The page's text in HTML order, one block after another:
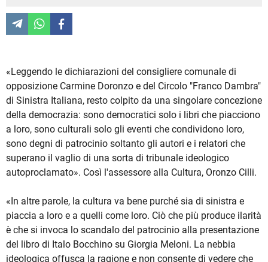
«Leggendo le dichiarazioni del consigliere comunale di
opposizione Carmine Doronzo e del Circolo "Franco Dambra"
di Sinistra Italiana, resto colpito da una singolare concezione
della democrazia: sono democratici solo i libri che piacciono
a loro, sono culturali solo gli eventi che condividono loro,
sono degni di patrocinio soltanto gli autori e i relatori che
superano il vaglio di una sorta di tribunale ideologico
autoproclamato». Così l'assessore alla Cultura, Oronzo Cilli.
«In altre parole, la cultura va bene purché sia di sinistra e
piaccia a loro e a quelli come loro. Ciò che più produce ilarità
è che si invoca lo scandalo del patrocinio alla presentazione
del libro di Italo Bocchino su Giorgia Meloni. La nebbia
ideologica offusca la ragione e non consente di vedere che